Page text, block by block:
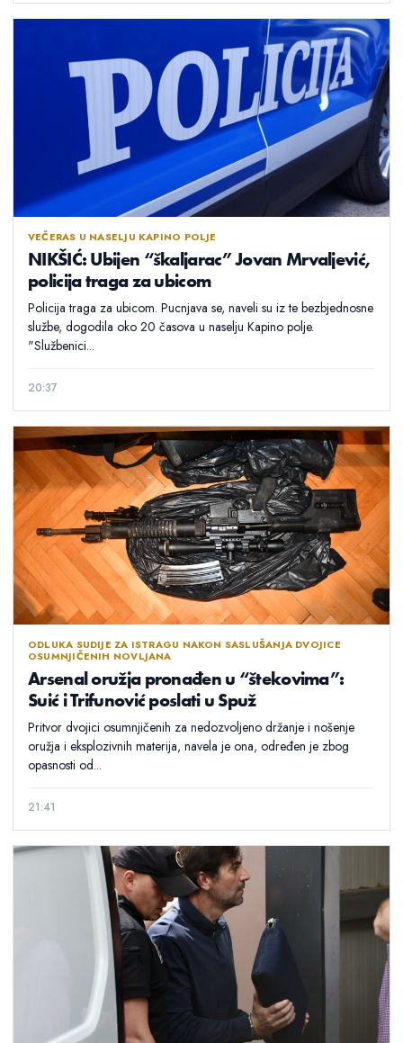
VEČERAS U NASELJU KAPINO POLJE
NIKŠIĆ: Ubijen “škaljarac” Jovan Mrvaljević,
policija traga za ubicom
Policija traga za ubicom. Pucnjava se, naveli su iz te bezbjednosne
službe, dogodila oko 20 časova u naselju Kapino polje.
"Službenici...
20:37
ODLUKA SUDIJE ZA ISTRAGU NAKON SASLUŠANJA DVOJICE
OSUMNJIČENIH NOVLJANA
Arsenal oružja pronađen u “štekovima”:
Suić i Trifunović poslati u Spuž
Pritvor dvojici osumnjičenih za nedozvoljeno držanje i nošenje
oružja i eksplozivnih materija, navela je ona, određen je zbog
opasnosti od...
21:41